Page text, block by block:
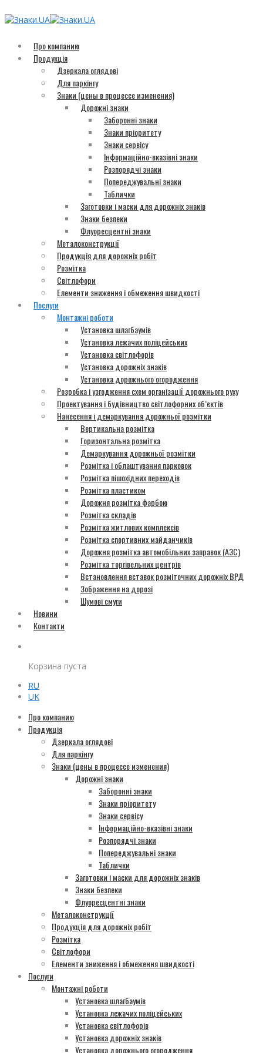
Про компанию
Продукція
Дзеркала оглядові
Для паркінгу
Знаки (цены в процессе изменения)
Дорожні знаки
Заборонні знаки
Знаки пріоритету
Знаки сервісу
Інформаційно-вказівні знаки
Розпорядчі знаки
Попереджувальні знаки
Таблички
Заготовки і маски для дорожніх знаків
Знаки безпеки
Флуоресцентні знаки
Металоконструкції
Продукція для дорожніх робіт
Розмітка
Світлофори
Елементи зниження і обмеження швидкості
Послуги
Монтажні роботи
Установка шлагбаумів
Установка лежачих поліцейських
Установка світлофорів
Установка дорожніх знаків
Установка дорожнього огородження
Розробка і узгодження схем організації дорожнього руху
Проектування і будівництво світлофорних об’єктів
Нанесення і демаркування дорожньої розмітки
Вертикальна розмітка
Горизонтальна розмітка
Демаркування дорожньої розмітки
Розмітка і облаштування парковок
Розмітка пішохідних переходів
Розмітка пластиком
Дорожня розмітка фарбою
Розмітка складів
Розмітка житлових комплексів
Розмітка спортивних майданчиків
Дорожня розмітка автомобільних заправок (АЗС)
Розмітка торгівельних центрів
Встановлення вставок розміточних дорожніх ВРД
Зображення на дорозі
Шумові смуги
Новини
Контакти
Корзина пуста
RU
UK
Про компанию
Продукція
Дзеркала оглядові
Для паркінгу
Знаки (цены в процессе изменения)
Дорожні знаки
Заборонні знаки
Знаки пріоритету
Знаки сервісу
Інформаційно-вказівні знаки
Розпорядчі знаки
Попереджувальні знаки
Таблички
Заготовки і маски для дорожніх знаків
Знаки безпеки
Флуоресцентні знаки
Металоконструкції
Продукція для дорожніх робіт
Розмітка
Світлофори
Елементи зниження і обмеження швидкості
Послуги
Монтажні роботи
Установка шлагбаумів
Установка лежачих поліцейських
Установка світлофорів
Установка дорожніх знаків
Установка дорожнього огородження